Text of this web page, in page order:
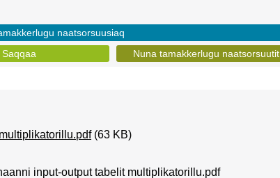
Saqqaa Nuna tamakkerlugu naatsorsuutit
naatsorsuusiaq
(63 KB)
input-output tabelit multiplikatorillu.pdf